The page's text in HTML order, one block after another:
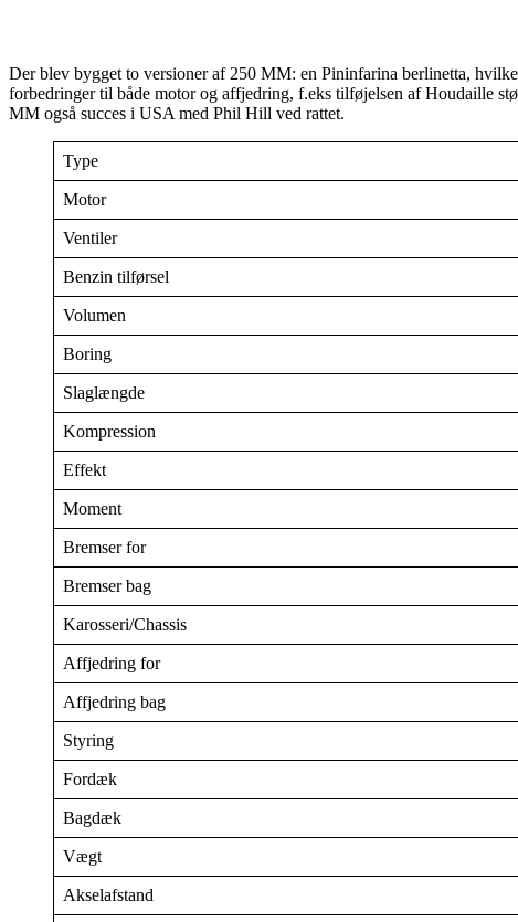
Der blev bygget to versioner af 250 MM: en Pininfarina berlinetta,
forbedringer til både motor og affjedring, f.eks tilføjelsen af Houdaille
MM også succes i USA med Phil Hill ved rattet.
Type
Motor
Ventiler
Benzin tilførsel
Volumen
Boring
Slaglængde
Kompression
Effekt
Moment
Bremser for
Bremser bag
Karosseri/Chassis
Affjedring for
Affjedring bag
Styring
Fordæk
Bagdæk
Vægt
Akselafstand